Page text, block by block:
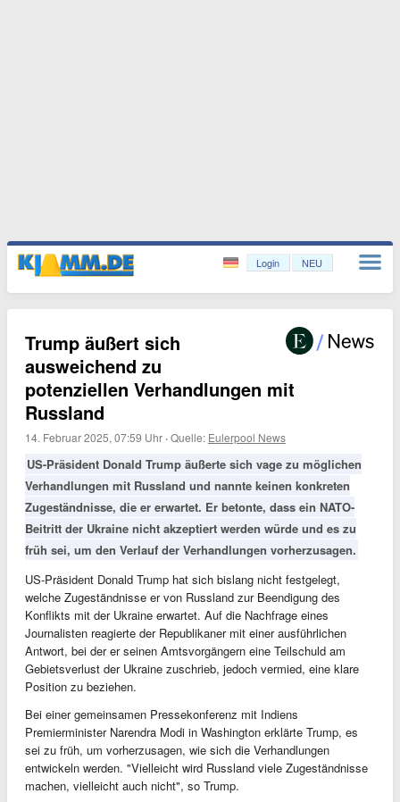
Login NEU
Trump äußert sich
ausweichend zu
potenziellen Verhandlungen mit
Russland
14. Februar 2025, 07:59 Uhr ·Quelle: Eulerpool News
US-Präsident Donald Trump äußerte sich vage zu möglichen
Verhandlungen mit Russland und nannte keinen konkreten
Zugeständnisse, die er erwartet. Er betonte, dass ein NATO-
Beitritt der Ukraine nicht akzeptiert werden würde und es zu
früh sei, um den Verlauf der Verhandlungen vorherzusagen.
US-Präsident Donald Trump hat sich bislang nicht festgelegt,
welche Zugeständnisse er von Russland zur Beendigung des
Konflikts mit der Ukraine erwartet. Auf die Nachfrage eines
Journalisten reagierte der Republikaner mit einer ausführlichen
Antwort, bei der er seinen Amtsvorgängern eine Teilschuld am
Gebietsverlust der Ukraine zuschrieb, jedoch vermied, eine klare
Position zu beziehen.
Bei einer gemeinsamen Pressekonferenz mit Indiens
Premierminister Narendra Modi in Washington erklärte Trump, es
sei zu früh, um vorherzusagen, wie sich die Verhandlungen
entwickeln werden. "Vielleicht wird Russland viele Zugeständnisse
machen, vielleicht auch nicht", so Trump.